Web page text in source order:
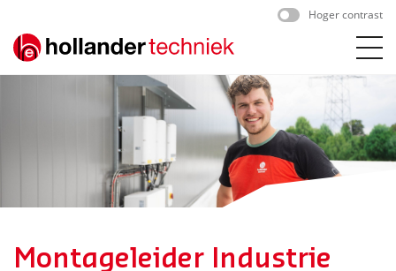
content
Hoger contrast
Montageleider Industrie